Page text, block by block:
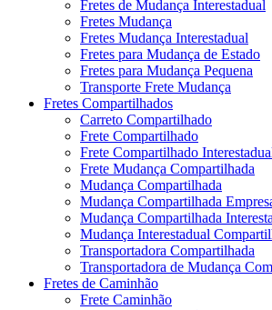
Fretes de Mudança Interestadual
Fretes Mudança
Fretes Mudança Interestadual
Fretes para Mudança de Estado
Fretes para Mudança Pequena
Transporte Frete Mudança
Fretes Compartilhados
Carreto Compartilhado
Frete Compartilhado
Frete Compartilhado
Frete Mudança Compartilhada
Mudança Compartilhada
Mudança Compartilhada
Mudança Compartilhada
Mudança Interestadual
Transportadora Compartilhada
Transportadora de Mudança
Fretes de Caminhão
Frete Caminhão